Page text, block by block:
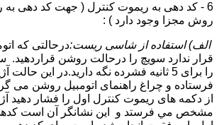
6 - كد دهی به ريموت كنترل ( جهت كد دهی به
روش مجزا وجود دارد ) :
الف) استفاده از شاسی ريست:درحالتی كه
قرار ندارد سويچ را درحالت روشن
فرستاده و چراغ راهنمای اتومبيل روشن می
مشخص مي فرستد و اين نشانگر آن است